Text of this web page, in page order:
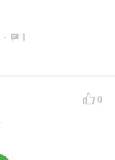
· 1
0